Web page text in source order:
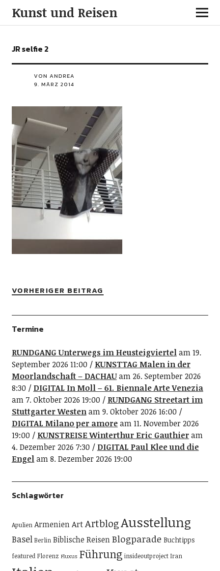
Kunst und Reisen
JR selfie 2
VON ANDREA
9. MÄRZ 2014
VORHERIGER BEITRAG
Termine
RUNDGANG Unterwegs im Heusteigviertelam 19.
September 2026 11:00
KUNSTTAG Malen in der
Moorlandschaft – DACHAUam 26. September 2026
8:30
DIGITAL In Moll – 61. Biennale Arte Venezia
am 7. Oktober 2026 19:00
RUNDGANG Streetart im
Stuttgarter Westenam 9. Oktober 2026 16:00
DIGITAL Milano per amoream 11. November 2026
19:00
KUNSTREISE Winterthur Eric Gauthieram
4. Dezember 2026 7:30
DIGITAL Paul Klee und die
Engelam 8. Dezember 2026 19:00
Schlagwörter
Apulien ArmenienArtArtblogAusstellung
Basel Berlin Biblische ReisenBlogparade Buchtipps
featured Florenz Fluxus Führung insideoutproject Iran